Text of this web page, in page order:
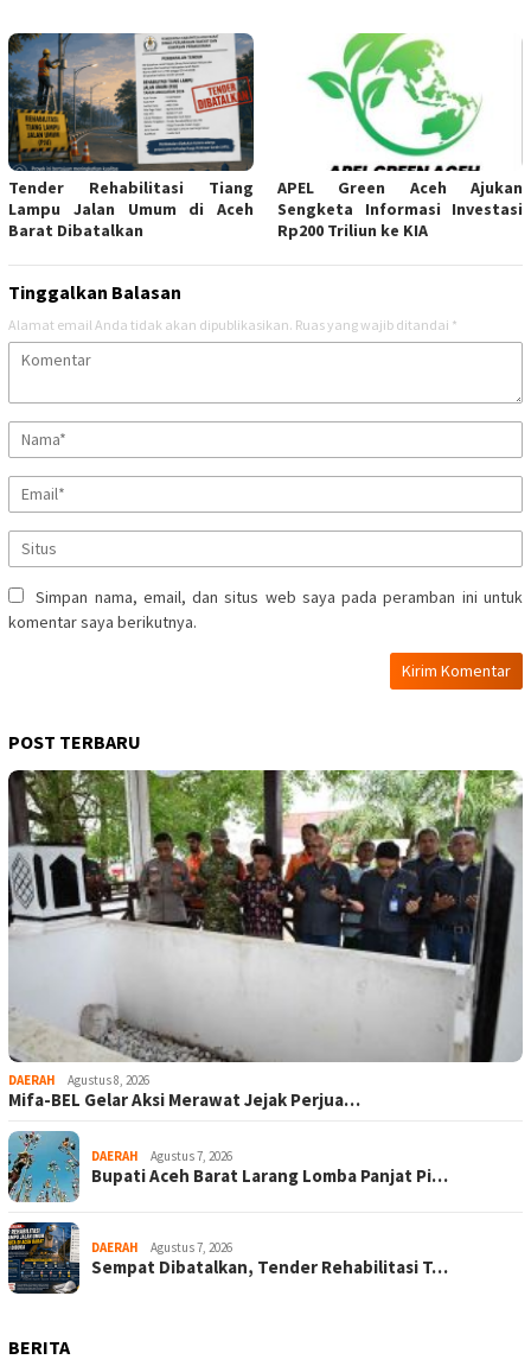
Tender Rehabilitasi Tiang
Lampu Jalan Umum di Aceh
Barat Dibatalkan
APEL Green Aceh Ajukan
Sengketa Informasi Investasi
Rp200 Triliun ke KIA
Tinggalkan Balasan
Alamat email Anda tidak akan dipublikasikan. Ruas yang wajib ditandai *
Simpan nama, email, dan situs web saya pada peramban ini untuk
komentar saya berikutnya.
POST TERBARU
DAERAH Agustus 8, 2026
Mifa-BEL Gelar Aksi Merawat Jejak Perjua…
DAERAH Agustus 7, 2026
Bupati Aceh Barat Larang Lomba Panjat Pi…
DAERAH Agustus 7, 2026
Sempat Dibatalkan, Tender Rehabilitasi T…
BERITA